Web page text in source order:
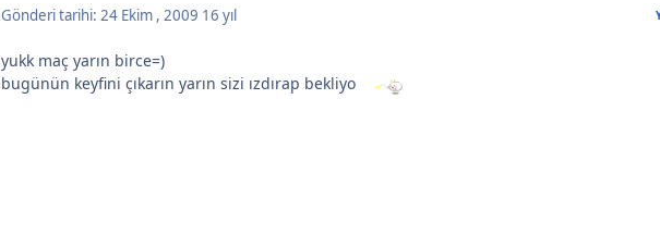
Gönderi tarihi: 24 Ekim , 2009 16 yıl
yukk maç yarın birce=)
bugünün keyfini çıkarın yarın sizi ızdırap bekliyo